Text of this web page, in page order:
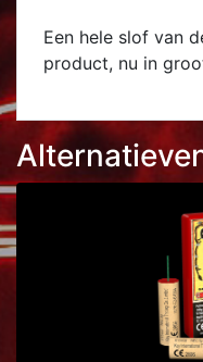
Een hele slof van
product, nu in